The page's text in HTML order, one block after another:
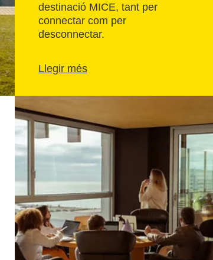
destinació MICE, tant per
connectar com per
desconnectar.
Llegir més